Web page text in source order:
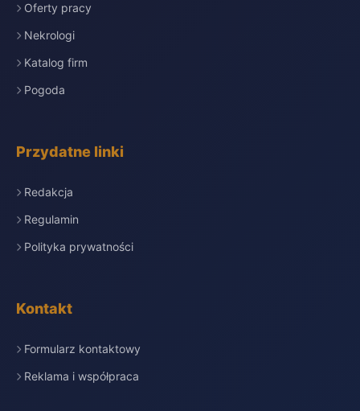
Oferty pracy
Nekrologi
Katalog firm
Pogoda
Przydatne linki
Redakcja
Regulamin
Polityka prywatności
Kontakt
Formularz kontaktowy
Reklama i współpraca